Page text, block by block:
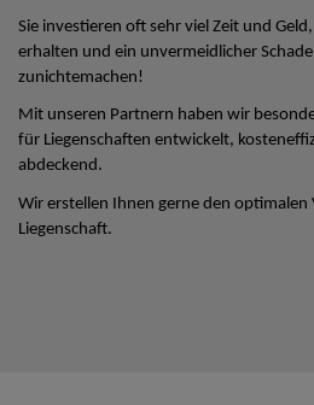
Sie investieren oft sehr viel Zeit und
erhalten und ein unvermeidlicher
zunichtemachen!
Mit unseren Partnern haben wir
für Liegenschaften entwickelt,
abdeckend.
Wir erstellen Ihnen gerne den
Liegenschaft.